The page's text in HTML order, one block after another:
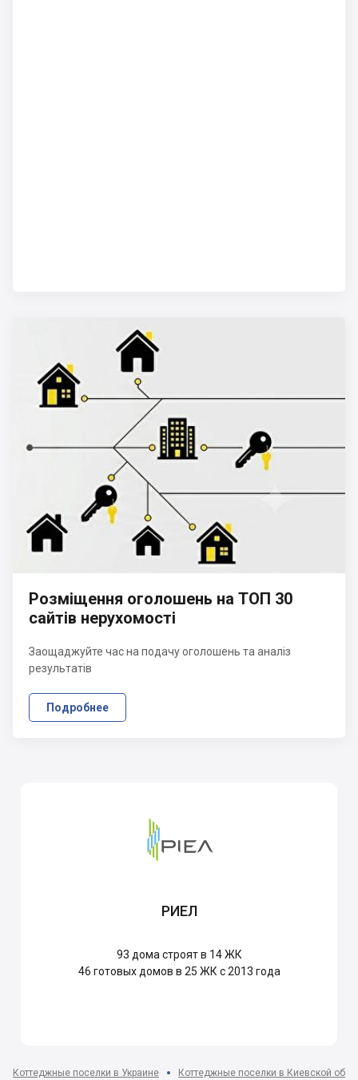
Розміщення оголошень на ТОП 30
сайтів нерухомості
Заощаджуйте час на подачу оголошень та аналіз
результатів
Подробнее
РИЕЛ
93 дома строят в 14 ЖК
46 готовых домов в 25 ЖК с 2013 года
Коттеджные поселки в Украине Коттеджные поселки в Киевской